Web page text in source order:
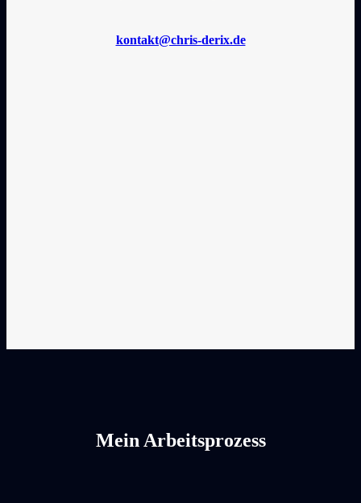
kontakt@chris-derix.de
Mein Arbeitsprozess